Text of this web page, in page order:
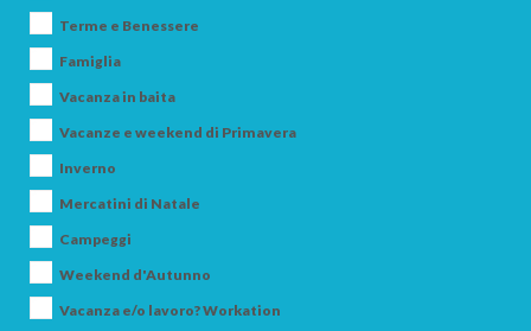
Terme e Benessere
Famiglia
Vacanza in baita
Vacanze e weekend di Primavera
Inverno
Mercatini di Natale
Campeggi
Weekend d'Autunno
Vacanza e/o lavoro? Workation